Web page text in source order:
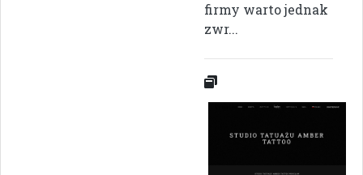
firmy warto jednak
zwr...